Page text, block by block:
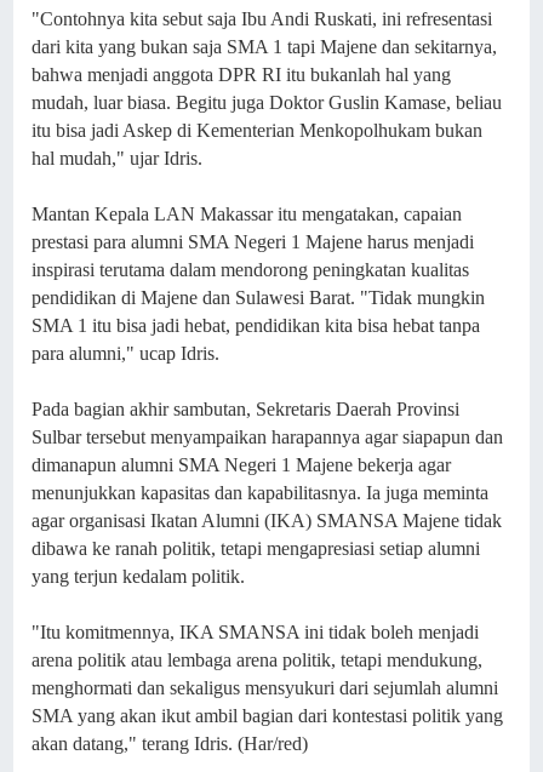
"Contohnya kita sebut saja Ibu Andi Ruskati, ini refresentasi
dari kita yang bukan saja SMA 1 tapi Majene dan sekitarnya,
bahwa menjadi anggota DPR RI itu bukanlah hal yang
mudah, luar biasa. Begitu juga Doktor Guslin Kamase, beliau
itu bisa jadi Askep di Kementerian Menkopolhukam bukan
hal mudah," ujar Idris.
Mantan Kepala LAN Makassar itu mengatakan, capaian
prestasi para alumni SMA Negeri 1 Majene harus menjadi
inspirasi terutama dalam mendorong peningkatan kualitas
pendidikan di Majene dan Sulawesi Barat. "Tidak mungkin
SMA 1 itu bisa jadi hebat, pendidikan kita bisa hebat tanpa
para alumni," ucap Idris.
Pada bagian akhir sambutan, Sekretaris Daerah Provinsi
Sulbar tersebut menyampaikan harapannya agar siapapun dan
dimanapun alumni SMA Negeri 1 Majene bekerja agar
menunjukkan kapasitas dan kapabilitasnya. Ia juga meminta
agar organisasi Ikatan Alumni (IKA) SMANSA Majene tidak
dibawa ke ranah politik, tetapi mengapresiasi setiap alumni
yang terjun kedalam politik.
"Itu komitmennya, IKA SMANSA ini tidak boleh menjadi
arena politik atau lembaga arena politik, tetapi mendukung,
menghormati dan sekaligus mensyukuri dari sejumlah alumni
SMA yang akan ikut ambil bagian dari kontestasi politik yang
akan datang," terang Idris. (Har/red)